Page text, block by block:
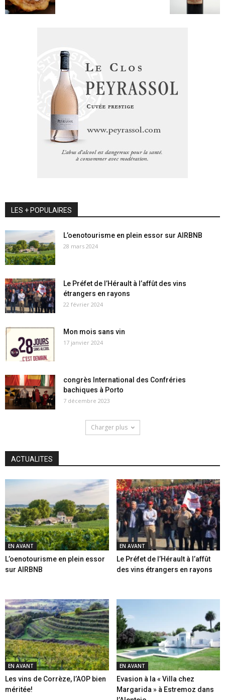
LES + POPULAIRES
L’oenotourisme en plein essor sur AIRBNB
28 mars 2024
Le Préfet de l’Hérault à l’affût des vins
étrangers en rayons
22 février 2024
Mon mois sans vin
17 janvier 2024
congrès International des Confréries
bachiques à Porto
7 décembre 2023
Charger plus
ACTUALITES
EN AVANT
L’oenotourisme en plein essor
sur AIRBNB
EN AVANT
Le Préfet de l’Hérault à l’affût
des vins étrangers en rayons
EN AVANT
Les vins de Corrèze, l’AOP bien
méritée!
EN AVANT
Evasion à la « Villa chez
Margarida » à Estremoz dans